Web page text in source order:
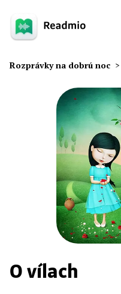
Rozprávky na dobrú noc >
O vílach